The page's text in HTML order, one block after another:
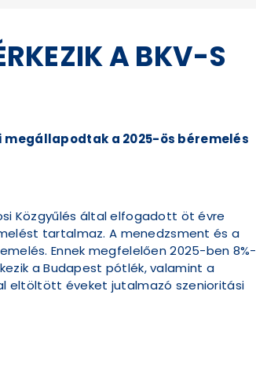
A BKV-S
a 2025-ös béremelés
Közgyűlés által elfogadott öt évre
tartalmaz. A menedzsment és a
Ennek megfelelően 2025-ben 8%-
a Budapest pótlék, valamint a
eltöltött éveket jutalmazó szenioritási